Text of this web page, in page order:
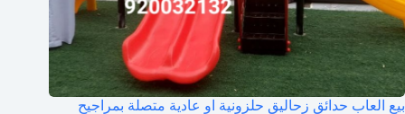
بيع العاب حدائق زحاليق حلزونية او عادية متصلة بمراجيح